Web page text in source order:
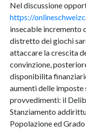
Nel discussione
https://
insecable incremento
distretto dei giochi
attaccare la crescita
convinzione,
disponibilita
aumenti delle
provvedimenti: il
Stanziamento
Popolazione ed